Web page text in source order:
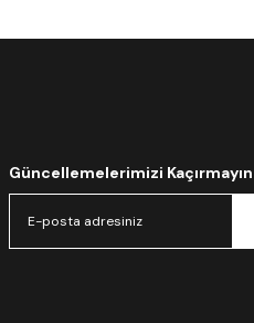
Güncellemelerimizi Kaçırmayın